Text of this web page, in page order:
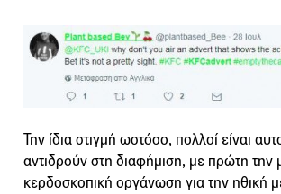
Την ίδια στιγμή ωστόσο, πολλοί είναι
αντιδρούν στη διαφήμιση, με πρώτη την
κερδοσκοπική οργάνωση για την ηθική